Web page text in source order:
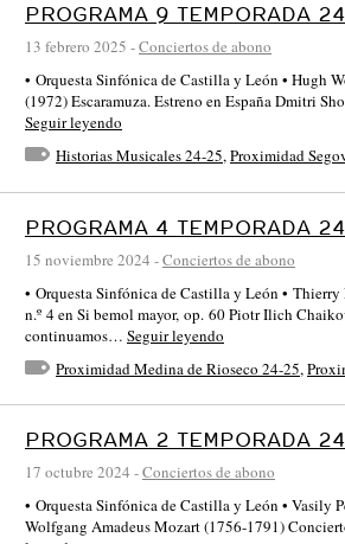
PROGRAMA 9 TEMPORADA
13 febrero 2025 -Conciertos de abono
• Orquesta Sinfónica de Castilla y León • Hugh
(1972) Escaramuza. Estreno en España Dmitri
Seguir leyendo
Historias Musicales 24-25,Proximidad
PROGRAMA 4 TEMPORADA
15 noviembre 2024 -Conciertos de abono
• Orquesta Sinfónica de Castilla y León •
n.º 4 en Si bemol mayor, op. 60 Piotr Ilich
continuamos… Seguir leyendo
Proximidad Medina de Rioseco 24-25,
PROGRAMA 2 TEMPORADA
17 octubre 2024 -Conciertos de abono
• Orquesta Sinfónica de Castilla y León • Vasily
Wolfgang Amadeus Mozart (1756-1791)